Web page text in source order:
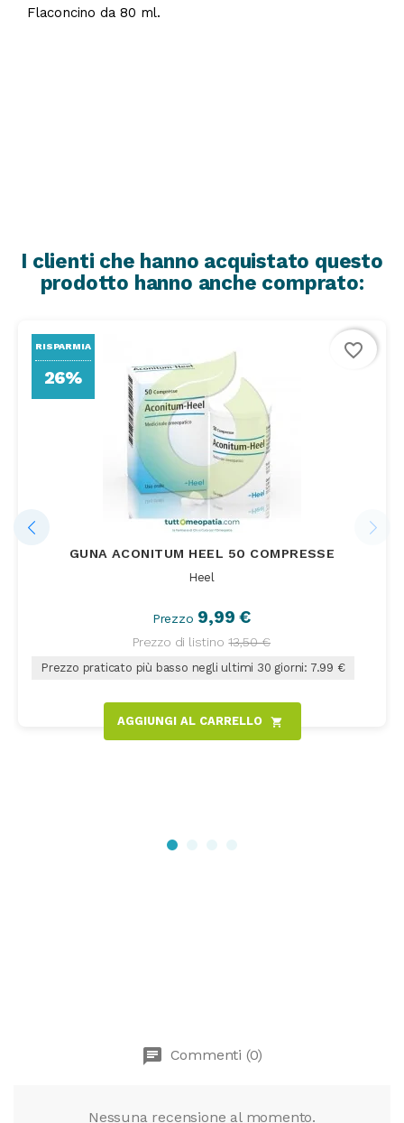
Flaconcino da 80 ml.
I clienti che hanno acquistato questo
prodotto hanno anche comprato:
GUNA ACONITUM HEEL 50 COMPRESSE
Heel
Prezzo 9,99 €
Prezzo di listino 13,50 €
Prezzo praticato più basso negli ultimi 30 giorni: 7.99 €
AGGIUNGI AL CARRELLO shopping_cart
RISPARMIA
26%
favorite_border
chat Commenti (0)
Nessuna recensione al momento.